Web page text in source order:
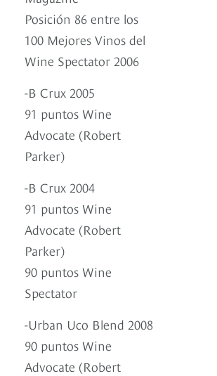
Posición 86 entre los
100 Mejores Vinos del
Wine Spectator 2006
-B Crux 2005
91 puntos Wine
Advocate (Robert
Parker)
-B Crux 2004
91 puntos Wine
Advocate (Robert
Parker)
90 puntos Wine
Spectator
-Urban Uco Blend 2008
90 puntos Wine
Advocate (Robert